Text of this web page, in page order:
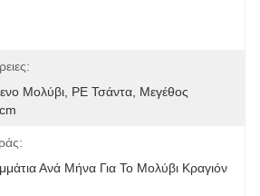
Μολύβι, PE Τσάντα, Μεγέθος
Ανά Μήνα Για Το Μολύβι Κραγιόν